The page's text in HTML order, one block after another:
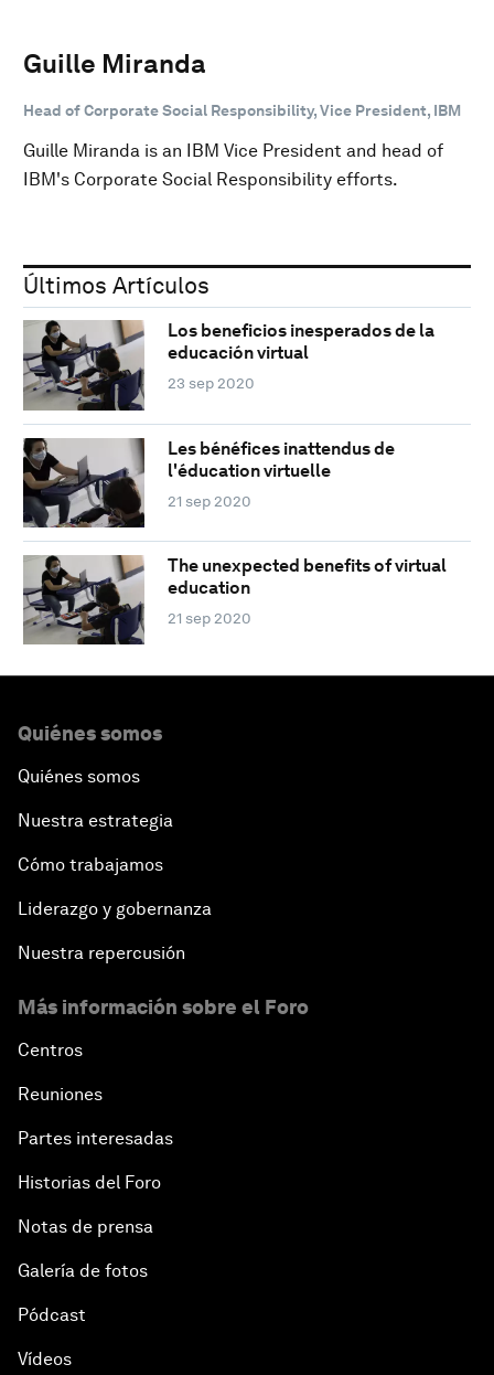
Guille Miranda
Head of Corporate Social Responsibility, Vice President, IBM
Guille Miranda is an IBM Vice President and head of
IBM's Corporate Social Responsibility efforts.
Últimos Artículos
Los beneficios inesperados de la
educación virtual
23 sep 2020
Les bénéfices inattendus de
l'éducation virtuelle
21 sep 2020
The unexpected benefits of virtual
education
21 sep 2020
Quiénes somos
Quiénes somos
Nuestra estrategia
Cómo trabajamos
Liderazgo y gobernanza
Nuestra repercusión
Más información sobre el Foro
Centros
Reuniones
Partes interesadas
Historias del Foro
Notas de prensa
Galería de fotos
Pódcast
Vídeos